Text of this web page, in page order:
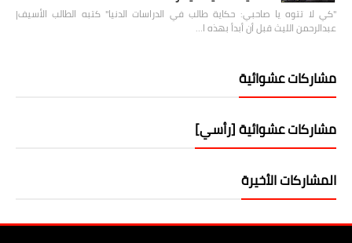
"كي لا تتوه يا صاحبي: حكاية طالب في الدراسات الدنيا" كتبه الطالب الأسيف|
عبدالرحمن الليث قبل أن أبدأ بهذه ا…
مشاركات عشوائية
مشاركات عشوائية [رأسي]
المشاركات الأخيرة